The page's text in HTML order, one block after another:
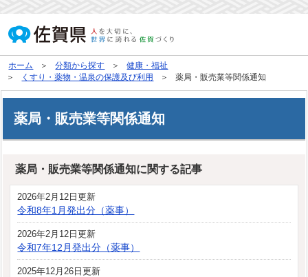
ホーム 分類から探す
健康・福祉
くすり・薬物・温泉の保護及び利用
薬局・販売業等関係通知
薬局・販売業等関係通知
薬局・販売業等関係通知に関する記事
2026年2月12日更新
令和8年1月発出分（薬事）
2026年2月12日更新
令和7年12月発出分（薬事）
2025年12月26日更新